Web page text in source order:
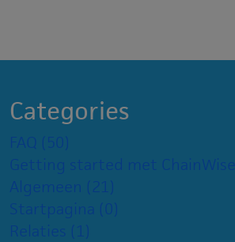
Categories
FAQ (50)
Getting started met ChainWise
Algemeen (21)
Startpagina (0)
Relaties (1)